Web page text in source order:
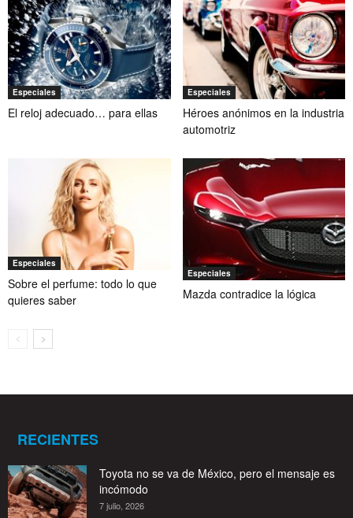
Especiales
El reloj adecuado… para ellas
Especiales
Héroes anónimos en la industria
automotriz
Especiales
Sobre el perfume: todo lo que
quieres saber
Especiales
Mazda contradice la lógica
RECIENTES
Toyota no se va de México, pero el mensaje es
incómodo
7 julio, 2026